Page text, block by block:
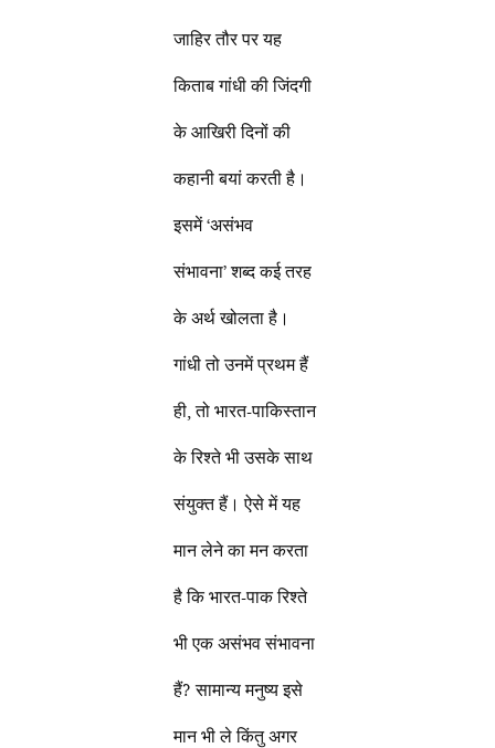
जाहिर तौर पर यह
किताब गांधी की जिंदगी
के आखिरी दिनों की
कहानी बयां करती है।
इसमें ‘असंभव
संभावना’ शब्द कई तरह
के अर्थ खोलता है।
गांधी तो उनमें प्रथम हैं
ही, तो भारत-पाकिस्तान
के रिश्ते भी उसके साथ
संयुक्त हैं। ऐसे में यह
मान लेने का मन करता
है कि भारत-पाक रिश्ते
भी एक असंभव संभावना
हैं? सामान्य मनुष्य इसे
मान भी ले किंतु अगर